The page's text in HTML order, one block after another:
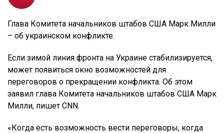
Глава Комитета начальников штабов США Марк Милли
– об украинском конфликте.
Если зимой линия фронта на Украине стабилизируется,
может появиться окно возможностей для
переговоров о прекращении конфликта. Об этом
заявил глава Комитета начальников штабов США Марк
Милли, пишет CNN.
«Когда есть возможность вести переговоры, когда